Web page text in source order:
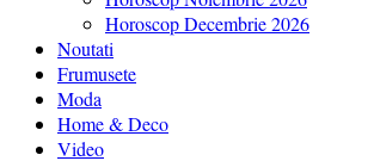
Horoscop Decembrie 2026
Noutati
Frumusete
Moda
Home & Deco
Video